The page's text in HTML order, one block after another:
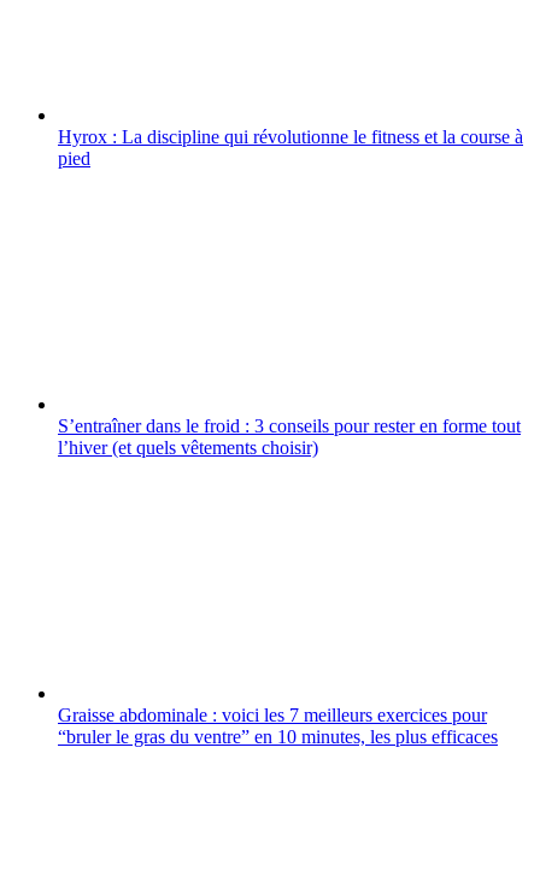
Hyrox : La discipline qui révolutionne le fitness et la course à
pied
S’entraîner dans le froid : 3 conseils pour rester en forme tout
l’hiver (et quels vêtements choisir)
Graisse abdominale : voici les 7 meilleurs exercices pour
“bruler le gras du ventre” en 10 minutes, les plus efficaces